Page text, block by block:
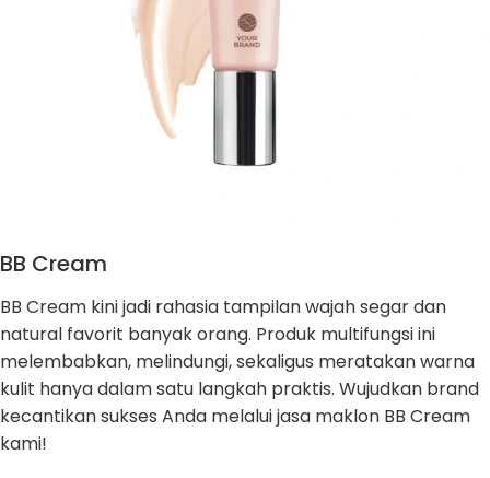
BB Cream
BB Cream kini jadi rahasia tampilan wajah segar dan
natural favorit banyak orang. Produk multifungsi ini
melembabkan, melindungi, sekaligus meratakan warna
kulit hanya dalam satu langkah praktis. Wujudkan brand
kecantikan sukses Anda melalui jasa maklon BB Cream
kami!